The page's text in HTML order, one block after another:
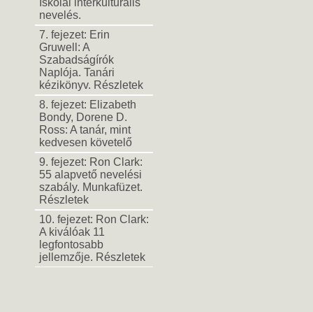
Iskolai interkulturális
nevelés.
7. fejezet: Erin
Gruwell: A
Szabadságírók
Naplója. Tanári
kézikönyv. Részletek
8. fejezet: Elizabeth
Bondy, Dorene D.
Ross: A tanár, mint
kedvesen követelő
9. fejezet: Ron Clark:
55 alapvető nevelési
szabály. Munkafüzet.
Részletek
10. fejezet: Ron Clark:
A kiválóak 11
legfontosabb
jellemzője. Részletek